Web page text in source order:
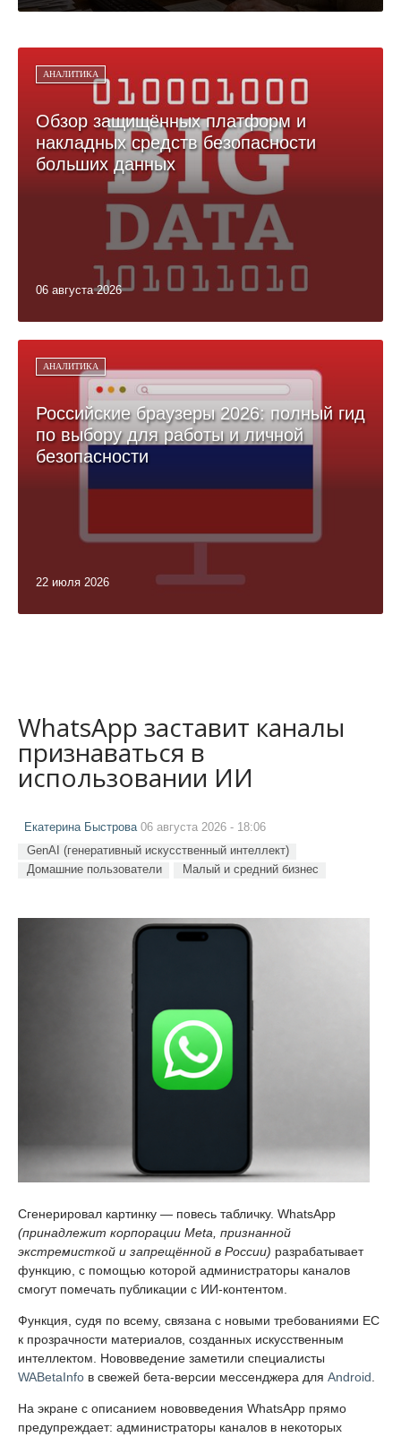
АНАЛИТИКА
Обзор защищённых платформ и
накладных средств безопасности
больших данных
06 августа 2026
АНАЛИТИКА
Российские браузеры 2026: полный гид
по выбору для работы и личной
безопасности
22 июля 2026
WhatsApp заставит каналы
признаваться в
использовании ИИ
Екатерина Быстрова06 августа 2026 - 18:06
GenAI (генеративный искусственный интеллект)
Домашние пользователи
Малый и средний бизнес
Сгенерировал картинку — повесь табличку. WhatsApp
(принадлежит корпорации Meta, признанной
экстремисткой и запрещённой в России) разрабатывает
функцию, с помощью которой администраторы каналов
смогут помечать публикации с ИИ-контентом.
Функция, судя по всему, связана с новыми требованиями ЕС
к прозрачности материалов, созданных искусственным
интеллектом. Нововведение заметили специалисты
WABetaInfo в свежей бета-версии мессенджера для Android
На экране с описанием нововведения WhatsApp прямо
предупреждает: администраторы каналов в некоторых